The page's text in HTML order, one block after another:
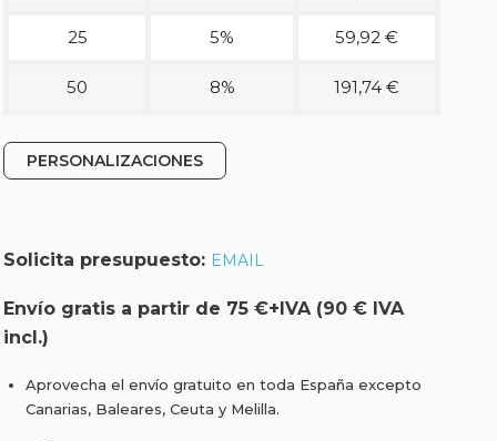
25 5% 59,92 €
50 8% 191,74 €
PERSONALIZACIONES
Solicita presupuesto: EMAIL
Envío gratis a partir de 75 €+IVA (90 € IVA
incl.)
Aprovecha el envío gratuito en toda España excepto
Canarias, Baleares, Ceuta y Melilla.